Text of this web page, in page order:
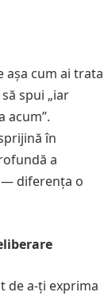
așa cum ai trata
spui „iar
acum”.
în
a
— diferența o
de a-ți exprima